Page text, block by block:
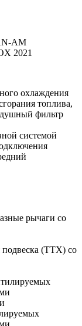
AM
2021
охлаждения
топлива,
фильтр
системой
рычаги со
(TTX) со